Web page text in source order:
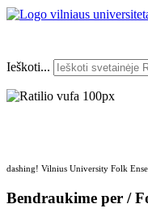
Ieškoti...
dashing! Vilnius University Folk
Bendraukime per /